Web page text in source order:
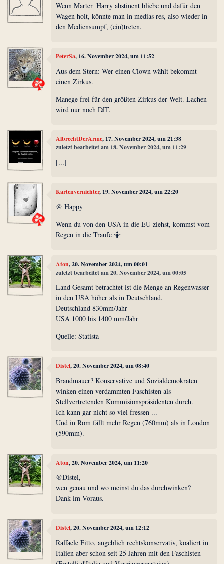
Wenn Marter_Harry abstinent bliebe und dafür den
Wagen holt, könnte man in medias res, also wieder in
den Mediensumpf, (ein)treten.
PeterSa, 16. November 2024, um 11:52
Aus dem Stern: Wer einen Clown wählt bekommt
einen Zirkus.
Manege frei für den größten Zirkus der Welt. Lachen
wird nur noch DJT.
AlbrechtDerArme, 17. November 2024, um 21:38
zuletzt bearbeitet am 18. November 2024, um 11:29
[...]
Kartenvernichter, 19. November 2024, um 22:20
@ Happy
Wenn du von den USA in die EU ziehst, kommst vom
Regen in die Traufe 🤷
Aton, 20. November 2024, um 00:01
zuletzt bearbeitet am 20. November 2024, um 00:05
Land Gesamt betrachtet ist die Menge an Regenwasser
in den USA höher als in Deutschland.
Deutschland 830mm/Jahr
USA 1000 bis 1400 mm/Jahr
Quelle: Statista
Distel, 20. November 2024, um 08:40
Brandmauer? Konservative und Sozialdemokraten
winken einen verdammten Faschisten als
Stellvertretenden Kommisionspräsidenten durch.
Ich kann gar nicht so viel fressen ...
Und in Rom fällt mehr Regen (760mm) als in London
(590mm).
Aton, 20. November 2024, um 11:20
@Distel,
wen genau und wo meinst du das durchwinken?
Dank im Voraus.
Distel, 20. November 2024, um 12:12
Raffaele Fitto, angeblich rechtskonservativ, koaliert in
Italien aber schon seit 25 Jahren mit den Faschisten